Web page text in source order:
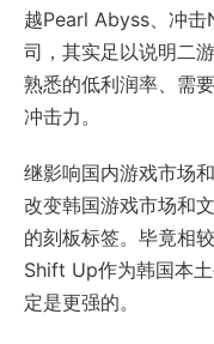
越Pearl Abyss、冲
司，其实足以说明二
熟悉的低利润率、需
冲击力。
继影响国内游戏市场
改变韩国游戏市场和
的刻板标签。毕竟相
Shift Up作为韩国本
定是更强的。